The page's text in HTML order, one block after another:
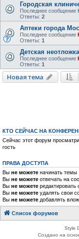
Городская
Последнее сообщение
Ответы: 2
Аптеки города
Последнее сообщение
Ответы: 1
Детская неотложка
Последнее сообщение
Ответы: 1
Новая тема
КТО СЕЙЧАС НА
Сейчас этот форум
гость
ПРАВА ДОСТУПА
Вы не можете начинать темы
Вы не можете отвечать на
Вы не можете
Вы не можете удалять свои
Вы не можете добавлять
Список форумов
Style
Создано на